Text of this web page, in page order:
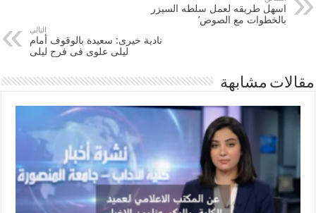
اسهل طريقه لعمل سلطه السيزر
بالخطوات مع الصوص’
التالي
نادية خيرى: سعيدة بالوقوف أمام
ليلى علوى فى فرح ليلى
مقالات مشابهة